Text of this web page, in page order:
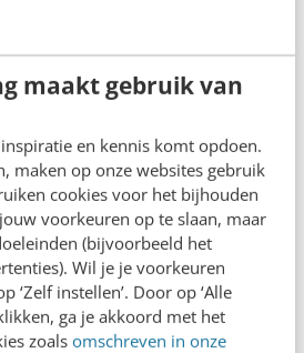
maakt gebruik van
en kennis komt opdoen.
maken op onze websites gebruik
cookies voor het bijhouden
voorkeuren op te slaan, maar
(bijvoorbeeld het
Wil je je voorkeuren
‘Zelf instellen’. Door op ‘Alle
ga je akkoord met het
zoals omschreven in onze
de verlaten
niets verbazen als Edith
ook nog een complot achter
van…
· 11 jaar geleden